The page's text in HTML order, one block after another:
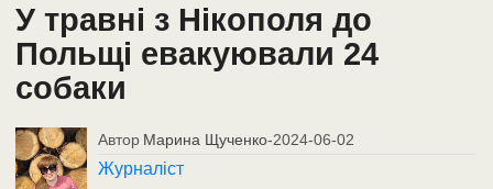
У травні з Нікополя до
Польщі евакуювали 24
собаки
Автор Марина Щученко-2024-06-02
Журналіст